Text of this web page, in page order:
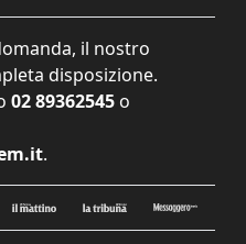
il nostro
disposizione.
02 89362545 o
.